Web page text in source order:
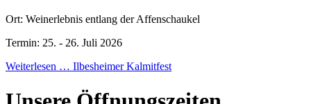
Ort: Weinerlebnis entlang der Affenschaukel
Termin: 25. - 26. Juli 2026
Weiterlesen … Ilbesheimer Kalmitfest